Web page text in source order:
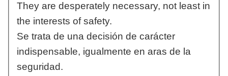
They are desperately necessary, not least in
the interests of safety.
Se trata de una decisión de carácter
indispensable, igualmente en aras de la
seguridad.